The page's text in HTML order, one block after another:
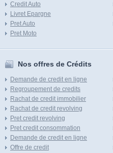
Credit Auto
Livret Epargne
Pret Auto
Pret Moto
Nos offres de Crédits
Demande de credit en ligne
Regroupement de credits
Rachat de credit immobilier
Rachat de credit revolving
Pret credit revolving
Pret credit consommation
Demande de credit en ligne
Offre de credit